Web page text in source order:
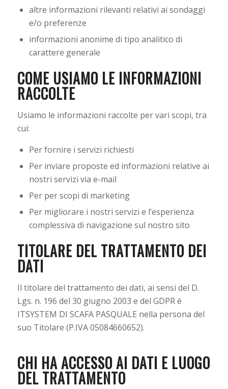
altre informazioni rilevanti relativi ai sondaggi
e/o preferenze
informazioni anonime di tipo analitico di
carattere generale
COME USIAMO LE INFORMAZIONI
RACCOLTE
Usiamo le informazioni raccolte per vari scopi, tra
cui:
Per fornire i servizi richiesti
Per inviare proposte ed informazioni relative ai
nostri servizi via e-mail
Per per scopi di marketing
Per migliorare i nostri servizi e l’esperienza
complessiva di navigazione sul nostro sito
TITOLARE DEL TRATTAMENTO DEI
DATI
Il titolare del trattamento dei dati, ai sensi del D.
Lgs. n. 196 del 30 giugno 2003 e del GDPR è
ITSYSTEM DI SCAFA PASQUALE nella persona del
suo Titolare (P.IVA 05084660652).
CHI HA ACCESSO AI DATI E LUOGO
DEL TRATTAMENTO